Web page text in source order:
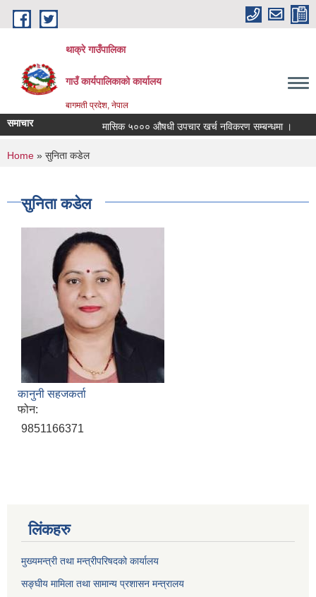
Skip to main content
थाक्रे गाउँपालिका
गाउँ कार्यपालिकाको कार्यालय
बागमती प्रदेश, नेपाल
समाचार मासिक ५००० औषधी उपचार खर्च नविकरण सम्बन्धमा ।
You are here
Home » सुनिता कडेल
सुनिता कडेल
कानुनी सहजकर्ता
फोन:
9851166371
लिंकहरु
मुख्यमन्त्री तथा मन्त्रीपरिषदको कार्यालय
सङ्घीय मामिला तथा सामान्य प्रशासन मन्त्रालय